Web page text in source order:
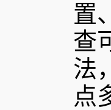
置
查
法
点